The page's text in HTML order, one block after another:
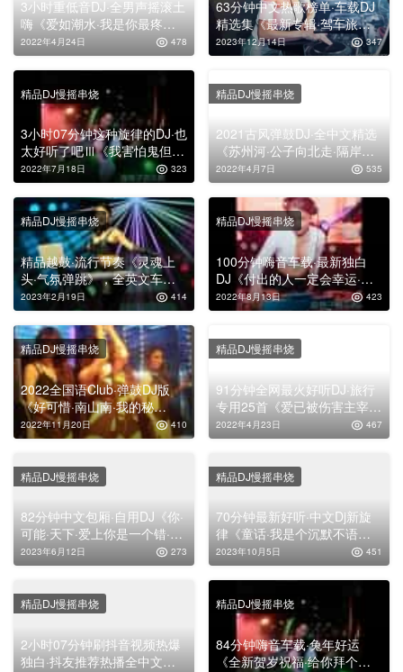
3小时重低音DJ·全男声摇滚土
嗨《爱如潮水·我是你最疼爱
的人·红尘来去一场梦》，车
载混音专辑靓碟！
2022年4月24日 478
63分钟中文热歌榜单·车载DJ
精选集《最新专辑·驾车旅途
珍藏版》，高清舞曲串烧大碟
2023年12月14日 347
3小时07分钟这种旋律的DJ·也
太好听了吧Ⅲ《我害怕鬼但鬼
未伤我分毫·失恋阵线联
盟》，高清舞曲串烧大碟！
2022年7月18日 323
精品DJ慢摇串烧
2021古风弹鼓DJ·全中文精选
《苏州河·公子向北走·隔岸观
火》，车载慢摇串烧大碟！
2022年4月7日 535
精品DJ慢摇串烧
精品越鼓·流行节奏《灵魂上
头·气氛弹跳》，全英文车载
舞曲串烧大碟
2023年2月19日 414
精品DJ慢摇串烧
100分钟嗨音车载·最新独白
DJ《付出的人一定会幸运·转
眼间我们不再年轻了》，高清
精选串烧大碟
2022年8月13日 423
精品DJ慢摇串烧
2022全国语Club·弹鼓DJ版
《好可惜·南山南·我的秘
密》，高清舞曲串烧大碟
2022年11月20日 410
精品DJ慢摇串烧
91分钟全网最火好听DJ·旅行
专用25首《爱已被伤害主宰·
鬼迷心窍·我爱你不问归
期》，车载舞曲串烧大碟！
2022年4月23日 467
精品DJ慢摇串烧
82分钟中文包厢·自用DJ《你·
可能·天下·爱上你是一个错·我
在人海遇见你·风度》，跳舞
专辑高清大碟！
2023年6月12日 273
精品DJ慢摇串烧
70分钟最新好听·中文Dj新旋
律《童话·我是个沉默不语的·
你瞒我瞒·山风一样自由·晚风
心里吹·迟来的爱》，车载舞
曲串烧大碟
2023年10月5日 451
精品DJ慢摇串烧
2小时07分钟刷抖音视频热爆
独白·抖友推荐热播全中文
精品DJ慢摇串烧
84分钟嗨音车载·兔年好运
《全新贺岁祝福·给你拜个中
精品DJ慢摇串烧